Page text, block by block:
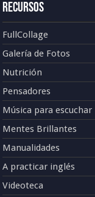
Recursos
FullCollage
Galería de Fotos
Nutrición
Pensadores
Música para escuchar
Mentes Brillantes
Manualidades
A practicar inglés
Videoteca